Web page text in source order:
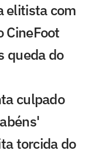
elitista com
CineFoot
queda do
culpado
torcida do